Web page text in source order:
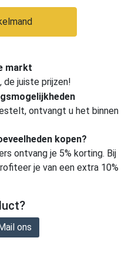
markt
de juiste prijzen!
ontvangt u het binnen
kopen?
ontvang je 5% korting. Bij
je van een extra 10%
ons